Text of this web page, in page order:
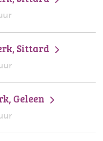
Sittard
Geleen